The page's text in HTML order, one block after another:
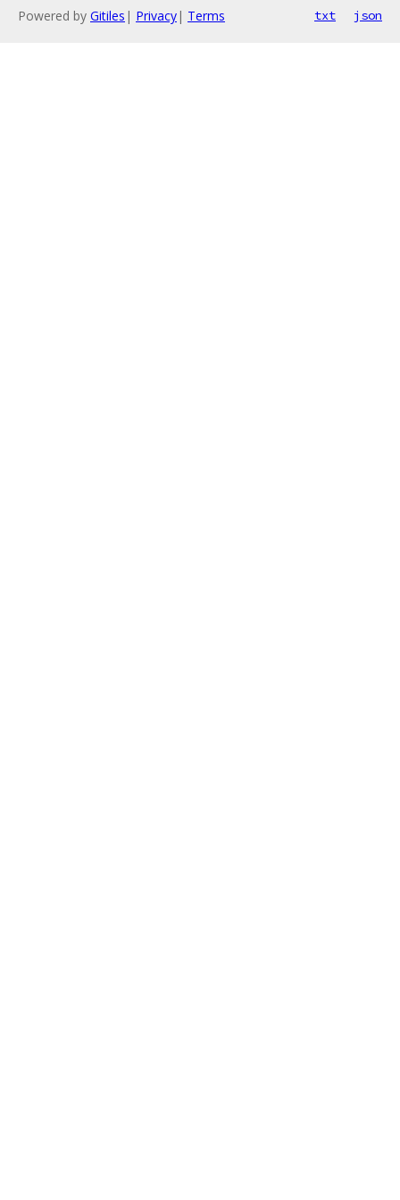
Powered by Gitiles | Privacy| Terms txt json